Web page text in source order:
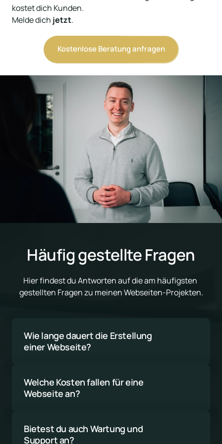
kostet dich Kunden.
Melde dich jetzt.
Kostenlose Beratung anfragen
Häufig gestellte Fragen
Hier findest du Antworten auf die am häufigsten
gestellten Fragen zu meinen Webseiten-Projekten.
Wie lange dauert die Erstellung
einer Webseite?
Webseite kann in 4-6 Wochen fertig sein,
während größere Projekte länger dauern
Welche Kosten fallen für eine
Webseite an?
erstelle dir gerne ein individuelles Angebot nach
Bietest du auch Wartung und
Support an?